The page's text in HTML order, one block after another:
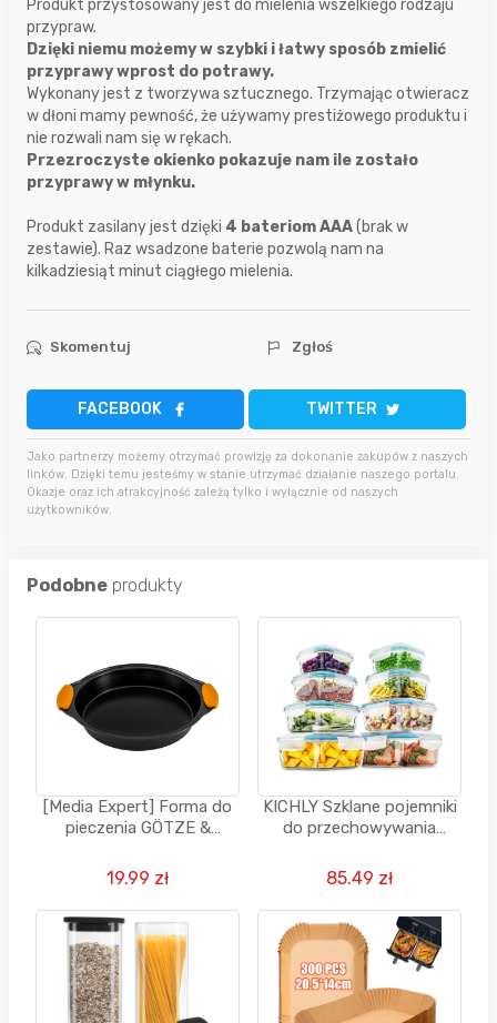
Produkt przystosowany jest do mielenia wszelkiego rodzaju
przypraw.
Dzięki niemu możemy w szybki i łatwy sposób zmielić
przyprawy wprost do potrawy.
Wykonany jest z tworzywa sztucznego. Trzymając otwieracz
w dłoni mamy pewność, że używamy prestiżowego produktu i
nie rozwali nam się w rękach.
Przezroczyste okienko pokazuje nam ile zostało
przyprawy w młynku.
Produkt zasilany jest dzięki 4 bateriom AAA(brak w
zestawie). Raz wsadzone baterie pozwolą nam na
kilkadziesiąt minut ciągłego mielenia.
Skomentuj Zgłoś
FACEBOOK TWITTER
Jako partnerzy możemy otrzymać prowizję za dokonanie zakupów z naszych
linków. Dzięki temu jesteśmy w stanie utrzymać działanie naszego portalu.
Okazje oraz ich atrakcyjność zależą tylko i wyłącznie od naszych
użytkowników.
Podobne produkty
[Media Expert] Forma do
pieczenia GÖTZE &
cm)
19.99 zł
KICHLY Szklane pojemniki
do przechowywania
sztuk (8 pojemników i 8
85.49 zł